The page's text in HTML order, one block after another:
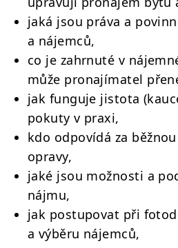
jaká jsou práva a
a nájemců,
co je zahrnuté v
může pronajímatel
jak funguje jistota
pokuty v praxi,
kdo odpovídá za
opravy,
jaké jsou možnosti a
nájmu,
jak postupovat při
a výběru nájemců,